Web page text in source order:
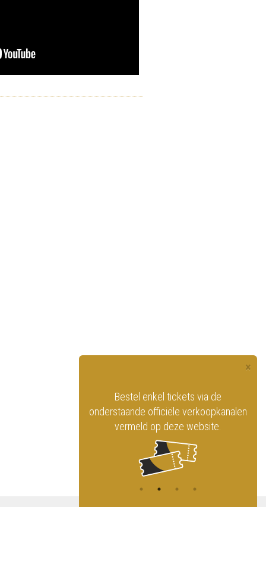
×
Bestel enkel tickets via de
onderstaande officiële verkoopkanalen
vermeld op deze website.